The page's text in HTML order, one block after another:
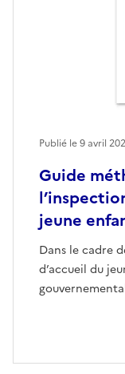
Guide
jeune
Dans le cadre
d’accueil du
Publié le9 avril